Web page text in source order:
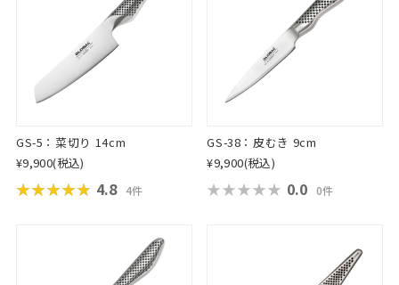
GS-5：菜切り 14cm
¥9,900(税込)
★★★★★
★★★★★ 4.8 4件
GS-38：皮むき 9cm
¥9,900(税込)
★★★★★
★★★★★ 0.0 0件